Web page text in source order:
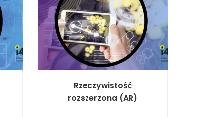
Rzeczywistość
rozszerzona (AR)